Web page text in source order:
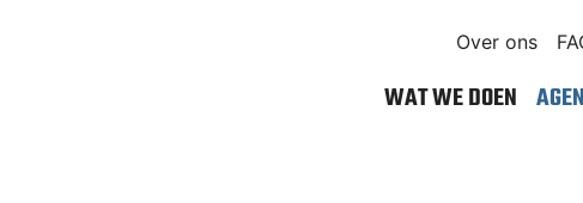
Over ons
WAT WE DOEN